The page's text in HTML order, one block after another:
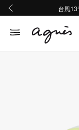
熊本地
台風
熊本地